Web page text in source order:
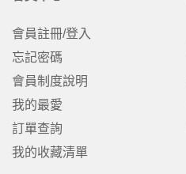
會員註冊/登入
忘記密碼
會員制度說明
我的最愛
訂單查詢
我的收藏清單